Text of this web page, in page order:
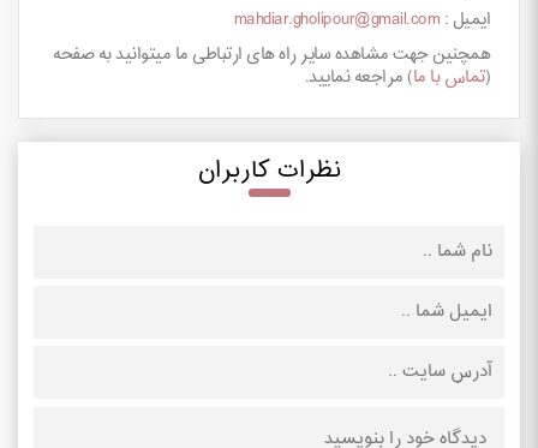
ایمیل : mahdiar.gholipour@gmail.com
همچنین جهت مشاهده سایر راه های ارتباطی ما میتوانید به صفحه
(تماس با ما) مراجعه نمایید.
نظرات کاربران